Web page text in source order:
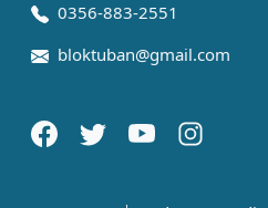
0356-883-2551
bloktuban@gmail.com